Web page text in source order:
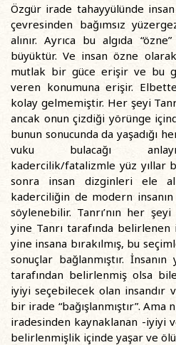
Özgür irade tahayyülünde
çevresinden bağımsız
alınır. Ayrıca bu algıda
büyüktür. Ve insan özne
mutlak bir güce erişir ve bu
veren konumuna erişir.
kolay gelmemiştir. Her şeyi
ancak onun çizdiği yörünge
bunun sonucunda da yaşadığı
vuku bulacağı
kadercilik/fatalizmle yüz yıllar
sonra insan dizginleri ele
kaderciliğin de modern
söylenebilir. Tanrı’nın her
yine Tanrı tarafında
yine insana bırakılmış, bu
sonuçlar bağlanmıştır.
tarafından belirlenmiş olsa
iyiyi seçebilecek olan insandır
bir irade “bağışlanmıştır”. Ama
iradesinden kaynaklanan -iyiyi
belirlenmişlik içinde yaşar ve